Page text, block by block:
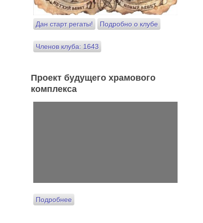
Дан старт регаты! Подробно о клубе
Членов клуба: 1643
Проект будущего храмового
комплекса
Подробнее